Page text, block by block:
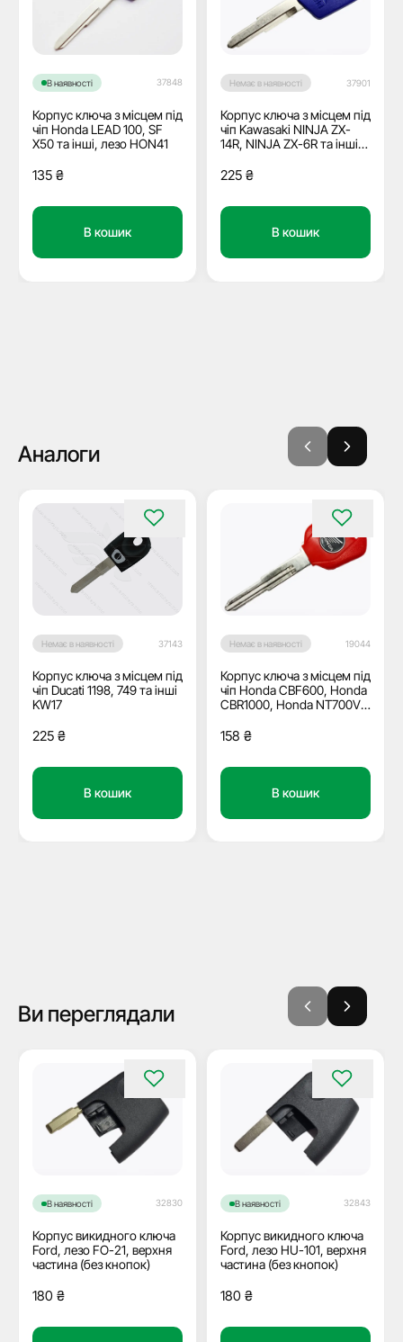
В наявності 37848
Корпус ключа з місцем під
чіп Honda LEAD 100, SF
X50 та інші, лезо HON41
135 ₴
В кошик
Немає в наявності 37901
Корпус ключа з місцем під
чіп Kawasaki NINJA ZX-
14R, NINJA ZX-6R та інші,
225 ₴
В кошик
Аналоги
Немає в наявності 37143
Корпус ключа з місцем під
чіп Ducati 1198, 749 та інші
KW17
225 ₴
В кошик
Немає в наявності 19044
Корпус ключа з місцем під
чіп Honda CBF600, Honda
CBR1000, Honda NT700V
158 ₴
В кошик
Ви переглядали
В наявності 32830
Корпус викидного ключа
Ford, лезо FO-21, верхня
частина (без кнопок)
180 ₴
В наявності 32843
Корпус викидного ключа
Ford, лезо HU-101, верхня
частина (без кнопок)
180 ₴